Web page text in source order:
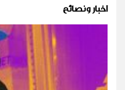
اخبار ونصائح